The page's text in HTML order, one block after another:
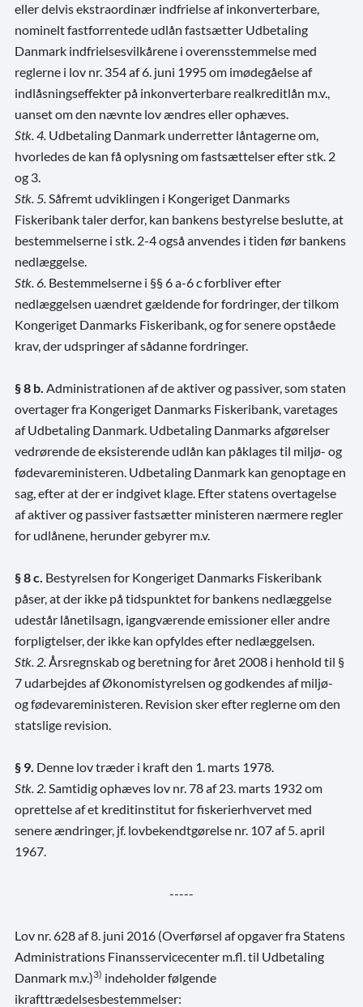
eller delvis ekstraordinær indfrielse af inkonverterbare,
nominelt fastforrentede udlån fastsætter Udbetaling
Danmark indfrielsesvilkårene i overensstemmelse med
reglerne i lov nr. 354 af 6. juni 1995 om imødegåelse af
indlåsningseffekter på inkonverterbare realkreditlån m.v.,
uanset om den nævnte lov ændres eller ophæves.
Stk. 4. Udbetaling Danmark underretter låntagerne om,
hvorledes de kan få oplysning om fastsættelser efter stk. 2
og 3.
Stk. 5. Såfremt udviklingen i Kongeriget Danmarks
Fiskeribank taler derfor, kan bankens bestyrelse beslutte, at
bestemmelserne i stk. 2-4 også anvendes i tiden før bankens
nedlæggelse.
Stk. 6. Bestemmelserne i §§ 6 a-6 c forbliver efter
nedlæggelsen uændret gældende for fordringer, der tilkom
Kongeriget Danmarks Fiskeribank, og for senere opståede
krav, der udspringer af sådanne fordringer.
§ 8 b. Administrationen af de aktiver og passiver, som staten
overtager fra Kongeriget Danmarks Fiskeribank, varetages
af Udbetaling Danmark. Udbetaling Danmarks afgørelser
vedrørende de eksisterende udlån kan påklages til miljø- og
fødevareministeren. Udbetaling Danmark kan genoptage en
sag, efter at der er indgivet klage. Efter statens overtagelse
af aktiver og passiver fastsætter ministeren nærmere regler
for udlånene, herunder gebyrer m.v.
§ 8 c. Bestyrelsen for Kongeriget Danmarks Fiskeribank
påser, at der ikke på tidspunktet for bankens nedlæggelse
udestår lånetilsagn, igangværende emissioner eller andre
forpligtelser, der ikke kan opfyldes efter nedlæggelsen.
Stk. 2. Årsregnskab og beretning for året 2008 i henhold til §
7 udarbejdes af Økonomistyrelsen og godkendes af miljø-
og fødevareministeren. Revision sker efter reglerne om den
statslige revision.
§ 9. Denne lov træder i kraft den 1. marts 1978.
Stk. 2. Samtidig ophæves lov nr. 78 af 23. marts 1932 om
oprettelse af et kreditinstitut for fiskerierhvervet med
senere ændringer, jf. lovbekendtgørelse nr. 107 af 5. april
1967.
-----
Lov nr. 628 af 8. juni 2016 (Overførsel af opgaver fra Statens
Administrations Finansservicecenter m.fl. til Udbetaling
Danmark m.v.)3) indeholder følgende
ikrafttrædelsesbestemmelser: